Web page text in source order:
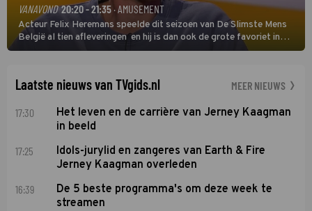
VANAVOND 20:20 - 21:35· AMUSEMENT
Acteur Felix Heremans speelde dit seizoen van De Slimste Mens
België al tien afleveringen en hij is dan ook de grote favoriet in
deze seizoensfinale. En er is Nederlandse inbreng, want komiek
Laatste nieuws van TVgids.nl MEER NIEUWS
17:30
Het leven en de carrière van Jerney Kaagman
in beeld
17:25
Idols-jurylid en zangeres van Earth & Fire
Jerney Kaagman overleden
16:39
De 5 beste programma's om deze week te
streamen